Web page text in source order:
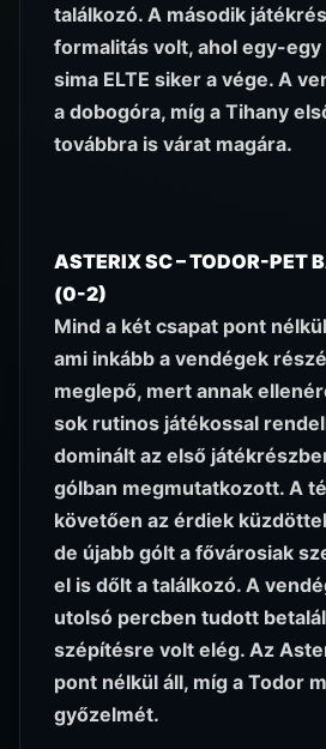
találkozó. A második
formalitás volt, ahol egy-
sima ELTE siker a vége. A
a dobogóra, míg a Tihany
továbbra is várat magára.
ASTERIX SC – TODOR-PET
(0-2)
Mind a két csapat pont
ami inkább a vendégek
meglepő, mert annak
sok rutinos játékossal
dominált az első
gólban megmutatkozott. A
követően az érdiek
de újabb gólt a fővárosiak
el is dőlt a találkozó. A
utolsó percben tudott
szépítésre volt elég. Az
pont nélkül áll, míg a Todor
győzelmét.